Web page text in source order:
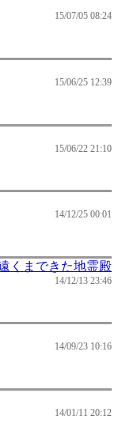
15/07/05 08:24
15/06/25 12:39
15/06/22 21:10
14/12/25 00:01
くまできた地霊殿
14/12/13 23:46
14/09/23 10:16
14/01/11 20:12